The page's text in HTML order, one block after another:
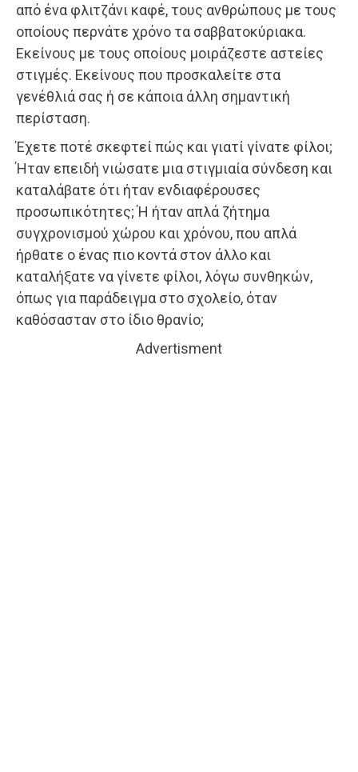
από ένα φλιτζάνι καφέ, τους ανθρώπους με τους
οποίους περνάτε χρόνο τα σαββατοκύριακα.
Εκείνους με τους οποίους μοιράζεστε αστείες
στιγμές. Εκείνους που προσκαλείτε στα
γενέθλιά σας ή σε κάποια άλλη σημαντική
περίσταση.
Έχετε ποτέ σκεφτεί πώς και γιατί γίνατε φίλοι;
Ήταν επειδή νιώσατε μια στιγμιαία σύνδεση και
καταλάβατε ότι ήταν ενδιαφέρουσες
προσωπικότητες; Ή ήταν απλά ζήτημα
συγχρονισμού χώρου και χρόνου, που απλά
ήρθατε ο ένας πιο κοντά στον άλλο και
καταλήξατε να γίνετε φίλοι, λόγω συνθηκών,
όπως για παράδειγμα στο σχολείο, όταν
καθόσασταν στο ίδιο θρανίο;
Advertisment